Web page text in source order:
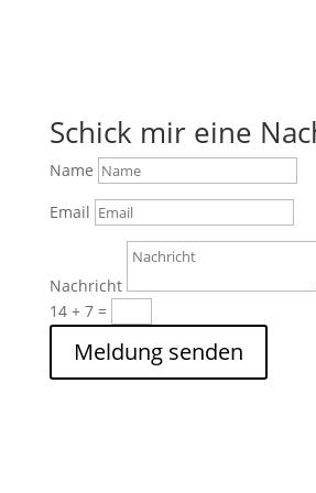
Schick mir eine
Name
Email
Nachricht
14 + 7=
Meldung senden